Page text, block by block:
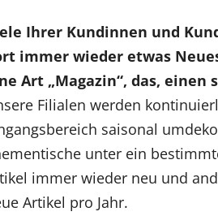
Ihrer Kundinnen und
immer wieder etwas
Art „Magazin“, das, einen
Filialen werden
saisonal
unter ein
immer wieder neu und
Artikel pro Jahr.